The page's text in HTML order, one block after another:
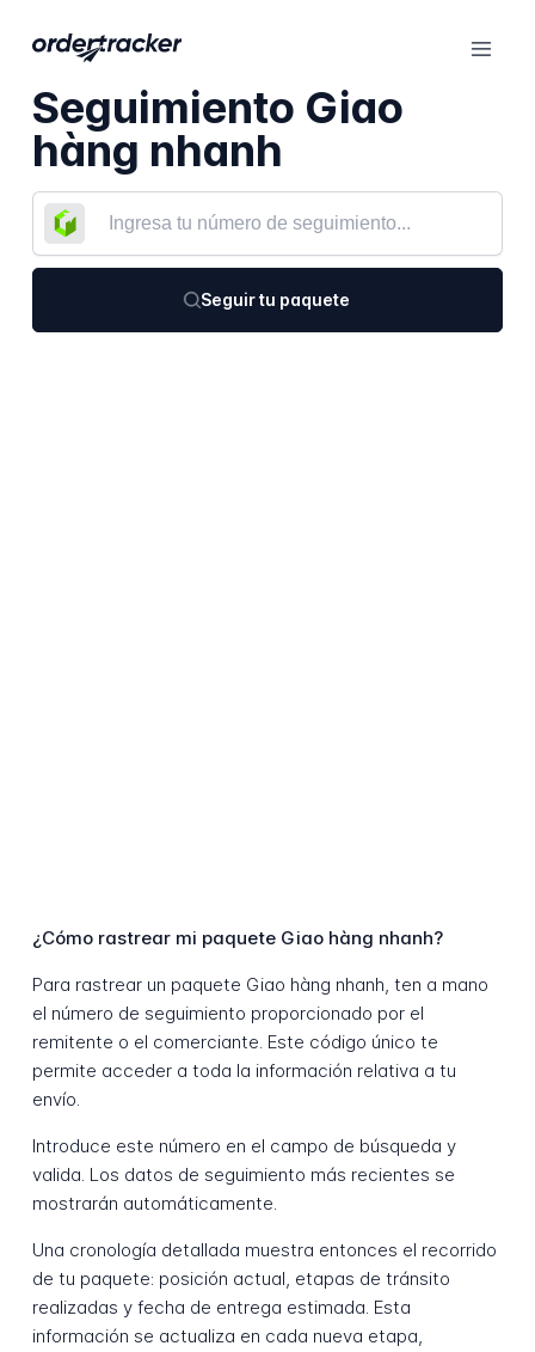
Seguimiento Giao
hàng nhanh
Seguir tu paquete
¿Cómo rastrear mi paquete Giao hàng nhanh?
Para rastrear un paquete Giao hàng nhanh, ten a mano
el número de seguimiento proporcionado por el
remitente o el comerciante. Este código único te
permite acceder a toda la información relativa a tu
envío.
Introduce este número en el campo de búsqueda y
valida. Los datos de seguimiento más recientes se
mostrarán automáticamente.
Una cronología detallada muestra entonces el recorrido
de tu paquete: posición actual, etapas de tránsito
realizadas y fecha de entrega estimada. Esta
información se actualiza en cada nueva etapa,